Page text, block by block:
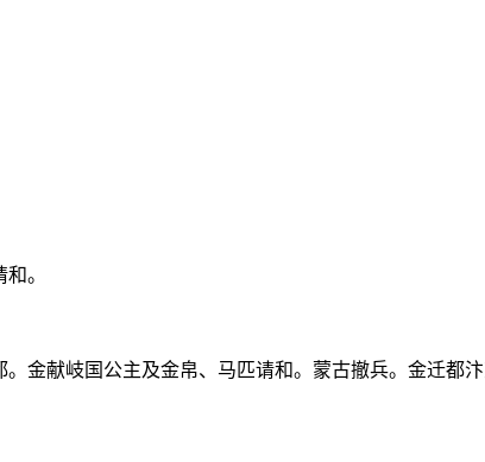
。
献岐国公主及金帛、马匹请和。蒙古撤兵。金迁都汴